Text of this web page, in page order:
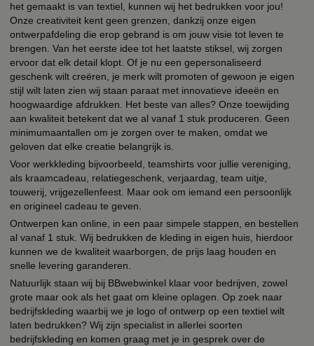
het gemaakt is van textiel, kunnen wij het bedrukken voor jou!
Onze creativiteit kent geen grenzen, dankzij onze eigen
ontwerpafdeling die erop gebrand is om jouw visie tot leven te
brengen. Van het eerste idee tot het laatste stiksel, wij zorgen
ervoor dat elk detail klopt. Of je nu een gepersonaliseerd
geschenk wilt creëren, je merk wilt promoten of gewoon je eigen
stijl wilt laten zien wij staan paraat met innovatieve ideeën en
hoogwaardige afdrukken. Het beste van alles? Onze toewijding
aan kwaliteit betekent dat we al vanaf 1 stuk produceren. Geen
minimumaantallen om je zorgen over te maken, omdat we
geloven dat elke creatie belangrijk is.
Voor werkkleding bijvoorbeeld, teamshirts voor jullie vereniging,
als kraamcadeau, relatiegeschenk, verjaardag, team uitje,
touwerij, vrijgezellenfeest. Maar ook om iemand een persoonlijk
en origineel cadeau te geven.
Ontwerpen kan online, in een paar simpele stappen, en bestellen
al vanaf 1 stuk. Wij bedrukken de kleding in eigen huis, hierdoor
kunnen we de kwaliteit waarborgen, de prijs laag houden en
snelle levering garanderen.
Natuurlijk staan wij bij BBwebwinkel klaar voor bedrijven, zowel
grote maar ook als het gaat om kleine oplagen. Op zoek naar
bedrijfskleding waarbij we je logo of ontwerp op een textiel wilt
laten bedrukken? Wij zijn specialist in allerlei soorten
bedrijfskleding en komen graag met je in gesprek over de